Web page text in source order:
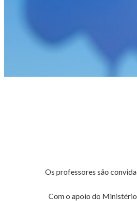
Os professores são
Com o apoio do